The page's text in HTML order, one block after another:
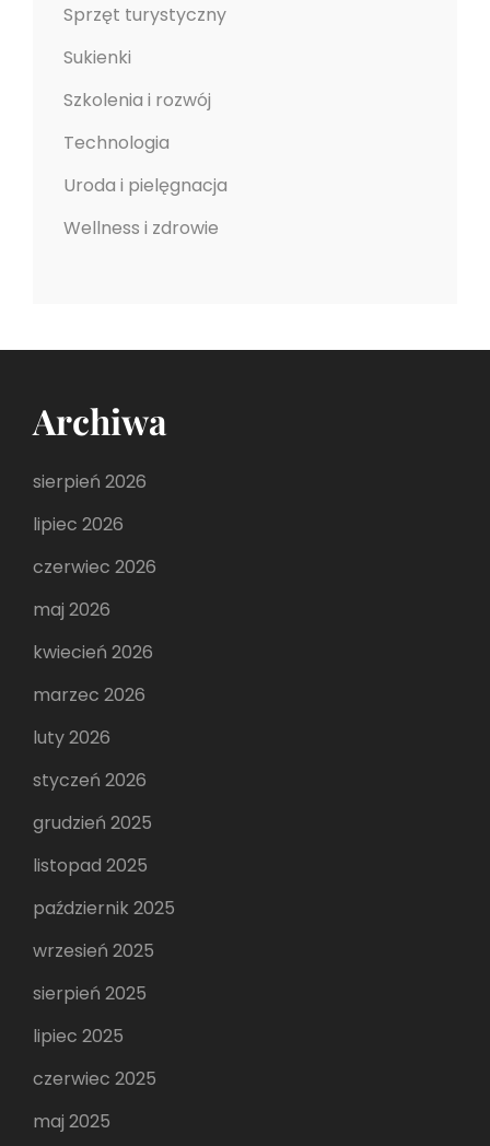
Sprzęt turystyczny
Sukienki
Szkolenia i rozwój
Technologia
Uroda i pielęgnacja
Wellness i zdrowie
Archiwa
sierpień 2026
lipiec 2026
czerwiec 2026
maj 2026
kwiecień 2026
marzec 2026
luty 2026
styczeń 2026
grudzień 2025
listopad 2025
październik 2025
wrzesień 2025
sierpień 2025
lipiec 2025
czerwiec 2025
maj 2025